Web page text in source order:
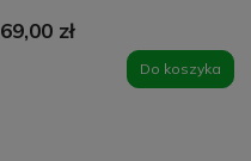
69,00 zł
Do koszyka